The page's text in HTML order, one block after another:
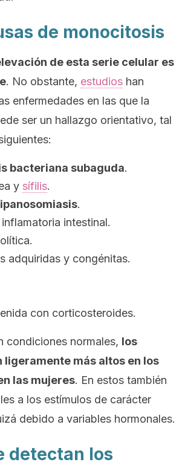
de monocitosis
de esta serie celular es
. No obstante, estudios han
enfermedades en las que la
ser un hallazgo orientativo, tal
bacteriana subaguda.
y sífilis.
.
intestinal.
adquiridas y congénitas.
con corticosteroides.
condiciones normales, los
ligeramente más altos en los
las mujeres. En estos también
a los estímulos de carácter
debido a variables hormonales.
detectan los